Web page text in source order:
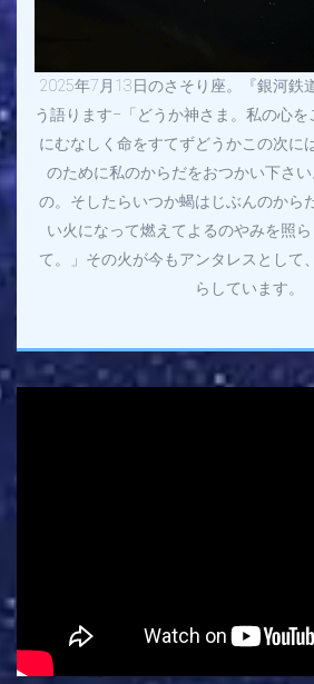
2025年7月13日のさそり座。『銀河鉄
う語ります−「どうか神さま。私の心
にむなしく命をすてずどうかこの次に
のために私のからだをおつかい下さ
の。そしたらいつか蝎はじぶんのから
い火になって燃えてよるのやみを照
て。」その火が今もアンタレスとして
らしています。